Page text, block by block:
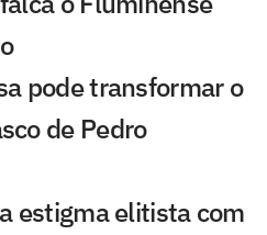
pode transformar o
de Pedro
estigma elitista com